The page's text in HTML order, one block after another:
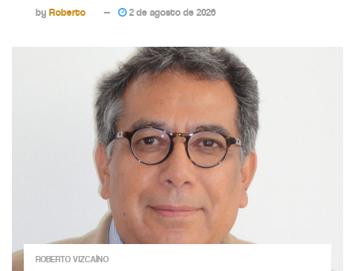
by Roberto 2 de agosto de 2026
ROBERTO VIZCAÍNO